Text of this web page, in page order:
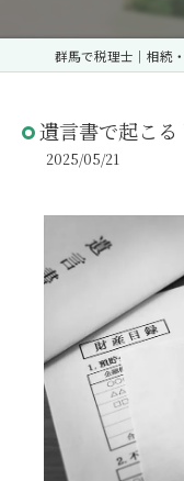
遺言書で起こる
2025/05/21